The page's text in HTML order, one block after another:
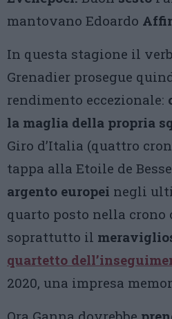
mantovano Edoardo
In questa stagione il
Grenadier prosegue
rendimento eccezionale:
la maglia della propria
Giro d’Italia (quattro
tappa alla Etoile de
argento europei negli
quarto posto nella crono
soprattutto il
quartetto
2020, una impresa